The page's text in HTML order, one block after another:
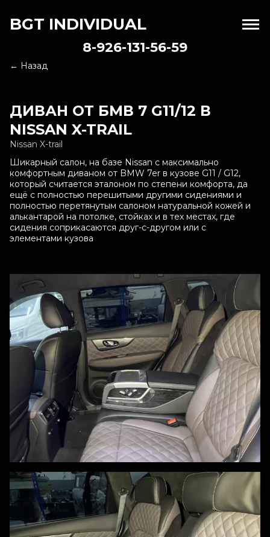
BGT INDIVIDUAL
8-926-131-56-59
← Назад
ДИВАН ОТ БМВ 7 G11/12 В
NISSAN X-TRAIL
Nissan X-trail
Шикарный салон, на базе Nissan с максимально
комфортным диваном от BMW 7er в кузове G11 / G12,
который считается эталоном по степени комфорта, да
ещё с полностью перешитыми другими сидениями и
полностью перетянутым салоном натуральной кожей и
алькантарой на потолке, стойках и в тех местах, где
сидения соприкасаются друг-с-другом или с
элементами кузова